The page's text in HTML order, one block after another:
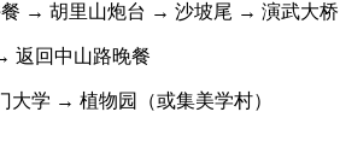
→ 胡里山炮台 → 沙坡尾 → 演武大
返回中山路晚餐
学 → 植物园（或集美学村）